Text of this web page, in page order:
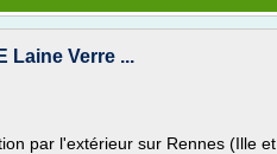
Laine Verre ...
par l'extérieur sur Rennes (Ille et